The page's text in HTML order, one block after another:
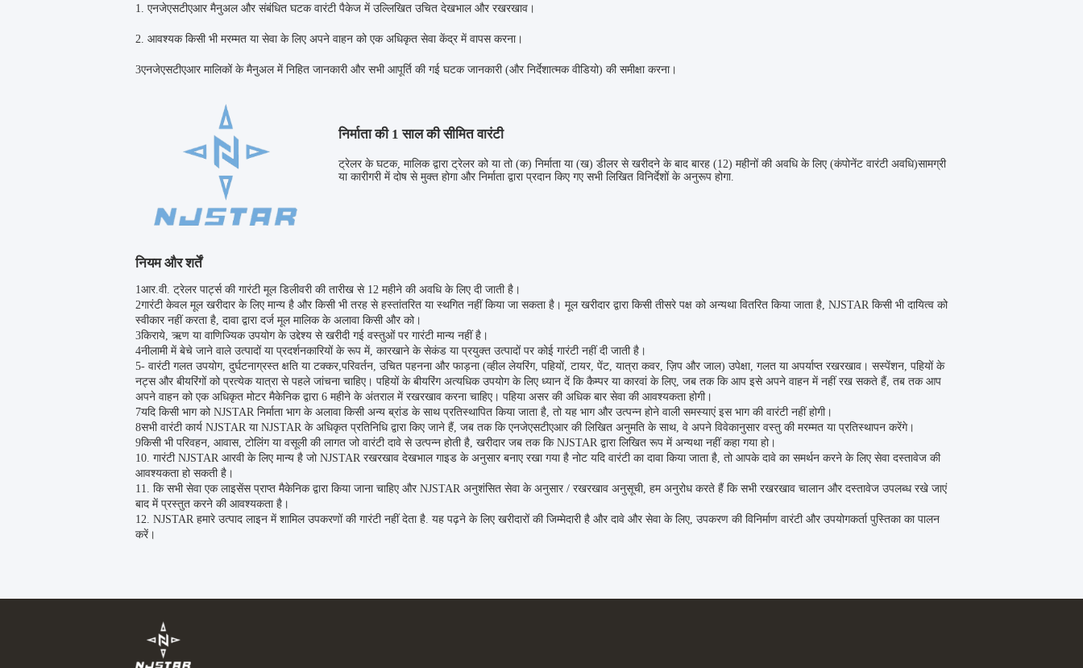
1. एनजेएसटीएआर मैनुअल और संबंधित घटक वारंटी पैकेज में उल्लिखित उचित देखभाल और रखरखाव।
2. आवश्यक किसी भी मरम्मत या सेवा के लिए अपने वाहन को एक अधिकृत सेवा केंद्र में वापस करना।
3एनजेएसटीएआर मालिकों के मैनुअल में निहित जानकारी और सभी आपूर्ति की गई घटक जानकारी (और निर्देशात्मक वीडियो) की समीक्षा करना।
निर्माता की 1 साल की सीमित वारंटी
ट्रेलर के घटक, मालिक द्वारा ट्रेलर को या तो (क) निर्माता या (ख) डीलर से खरीदने के बाद बारह (12) महीनों की अवधि के लिए (कंपोनेंट वारंटी अवधि)सामग्री
या कारीगरी में दोष से मुक्त होगा और निर्माता द्वारा प्रदान किए गए सभी लिखित विनिर्देशों के अनुरूप होगा.
नियम और शर्तें
1आर.वी. ट्रेलर पार्ट्स की गारंटी मूल डिलीवरी की तारीख से 12 महीने की अवधि के लिए दी जाती है।
2गारंटी केवल मूल खरीदार के लिए मान्य है और किसी भी तरह से हस्तांतरित या स्थगित नहीं किया जा सकता है। मूल खरीदार द्वारा किसी तीसरे पक्ष को अन्यथा वितरित किया जाता है, NJSTAR किसी भी दायित्व को
स्वीकार नहीं करता है, दावा द्वारा दर्ज मूल मालिक के अलावा किसी और को।
3किराये, ऋण या वाणिज्यिक उपयोग के उद्देश्य से खरीदी गई वस्तुओं पर गारंटी मान्य नहीं है।
4नीलामी में बेचे जाने वाले उत्पादों या प्रदर्शनकारियों के रूप में, कारखाने के सेकंड या प्रयुक्त उत्पादों पर कोई गारंटी नहीं दी जाती है।
5- वारंटी गलत उपयोग, दुर्घटनाग्रस्त क्षति या टक्कर,परिवर्तन, उचित पहनना और फाड़ना (व्हील लेयरिंग, पहियों, टायर, पेंट, यात्रा कवर, ज़िप और जाल) उपेक्षा, गलत या अपर्याप्त रखरखाव। सस्पेंशन, पहियों के
नट्स और बीयरिंगों को प्रत्येक यात्रा से पहले जांचना चाहिए। पहियों के बीयरिंग अत्यधिक उपयोग के लिए ध्यान दें कि कैम्पर या कारवां के लिए, जब तक कि आप इसे अपने वाहन में नहीं रख सकते हैं, तब तक आप
अपने वाहन को एक अधिकृत मोटर मैकेनिक द्वारा 6 महीने के अंतराल में रखरखाव करना चाहिए। पहिया असर की अधिक बार सेवा की आवश्यकता होगी।
7यदि किसी भाग को NJSTAR निर्माता भाग के अलावा किसी अन्य ब्रांड के साथ प्रतिस्थापित किया जाता है, तो यह भाग और उत्पन्न होने वाली समस्याएं इस भाग की वारंटी नहीं होगी।
8सभी वारंटी कार्य NJSTAR या NJSTAR के अधिकृत प्रतिनिधि द्वारा किए जाने हैं, जब तक कि एनजेएसटीएआर की लिखित अनुमति के साथ, वे अपने विवेकानुसार वस्तु की मरम्मत या प्रतिस्थापन करेंगे।
9किसी भी परिवहन, आवास, टोलिंग या वसूली की लागत जो वारंटी दावे से उत्पन्न होती है, खरीदार जब तक कि NJSTAR द्वारा लिखित रूप में अन्यथा नहीं कहा गया हो।
10. गारंटी NJSTAR आरवी के लिए मान्य है जो NJSTAR रखरखाव देखभाल गाइड के अनुसार बनाए रखा गया है नोट यदि वारंटी का दावा किया जाता है, तो आपके दावे का समर्थन करने के लिए सेवा दस्तावेज की
आवश्यकता हो सकती है।
11. कि सभी सेवा एक लाइसेंस प्राप्त मैकेनिक द्वारा किया जाना चाहिए और NJSTAR अनुशंसित सेवा के अनुसार / रखरखाव अनुसूची, हम अनुरोध करते हैं कि सभी रखरखाव चालान और दस्तावेज उपलब्ध रखे जाएं
बाद में प्रस्तुत करने की आवश्यकता है।
12. NJSTAR हमारे उत्पाद लाइन में शामिल उपकरणों की गारंटी नहीं देता है. यह पढ़ने के लिए खरीदारों की जिम्मेदारी है और दावे और सेवा के लिए, उपकरण की विनिर्माण वारंटी और उपयोगकर्ता पुस्तिका का पालन
करें।